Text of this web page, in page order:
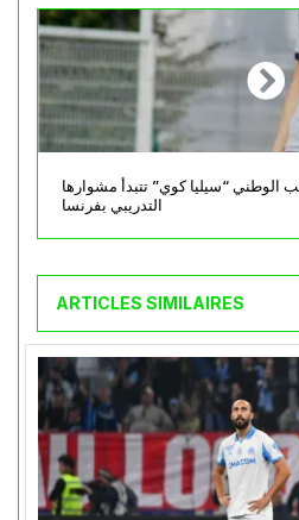
الوطني “سيليا كوي” تتبدأ مشوارها
التدريبي بفرنسا
ARTICLES SIMILAIRES